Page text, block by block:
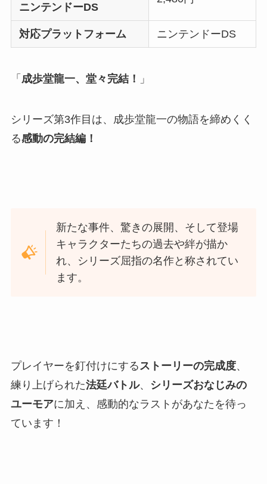
ニンテンドーDS
対応プラットフォーム ニンテンドーDS
「 成歩堂龍一、堂々完結！ 」
シリーズ第3作目は、成歩堂龍一の物語を締めくく
る感動の完結編！
新たな事件、驚きの展開、そして登場
キャラクターたちの過去や絆が描か
れ、シリーズ屈指の名作と称されてい
ます。
プレイヤーを釘付けにするストーリーの完成度、
練り上げられた法廷バトル、
シリーズおなじみの
ユーモアに加え、感動的なラストがあなたを待っ
ています！